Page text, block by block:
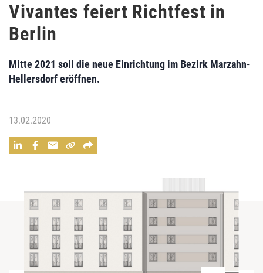
Vivantes feiert Richtfest in
Berlin
Mitte 2021 soll die neue Einrichtung im Bezirk Marzahn-
Hellersdorf eröffnen.
13.02.2020